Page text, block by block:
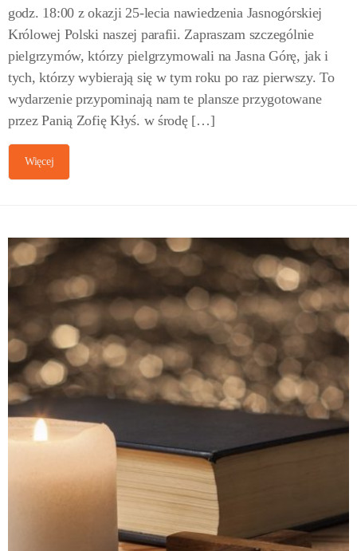
godz. 18:00 z okazji 25-lecia nawiedzenia Jasnogórskiej
Królowej Polski naszej parafii. Zapraszam szczególnie
pielgrzymów, którzy pielgrzymowali na Jasna Górę, jak i
tych, którzy wybierają się w tym roku po raz pierwszy. To
wydarzenie przypominają nam te plansze przygotowane
przez Panią Zofię Kłyś. w środę […]
Więcej